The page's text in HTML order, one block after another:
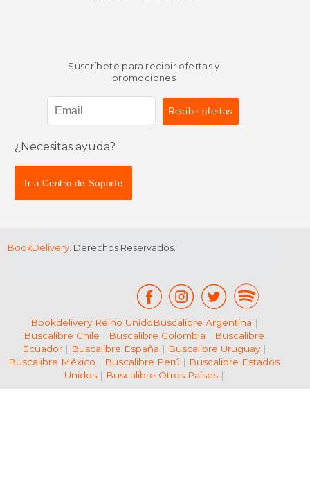
dcto.
$ 157.26
$ 78.63
Suscríbete para recibir ofertas y
promociones
¿Necesitas ayuda?
Ir a Centro de Soporte
BookDelivery. Derechos Reservados.
Bookdelivery Reino UnidoBuscalibre Argentina |
Buscalibre Chile | Buscalibre Colombia | Buscalibre
Ecuador| Buscalibre España | Buscalibre Uruguay|
Buscalibre México | Buscalibre Perú | Buscalibre Estados
Unidos| Buscalibre Otros Países|